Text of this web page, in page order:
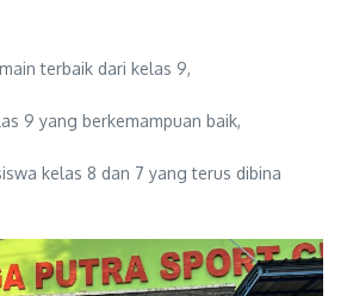
terbaik dari kelas 9,
9 yang berkemampuan baik,
kelas 8 dan 7 yang terus dibina